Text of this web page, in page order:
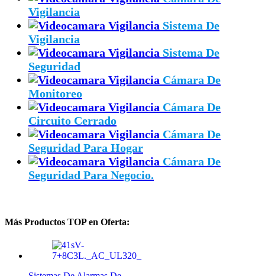
Vigilancia
Sistema De
Vigilancia
Sistema De
Seguridad
Cámara De
Monitoreo
Cámara De
Circuito Cerrado
Cámara De
Seguridad Para Hogar
Cámara De
Seguridad Para Negocio.
Más Productos TOP en Oferta: